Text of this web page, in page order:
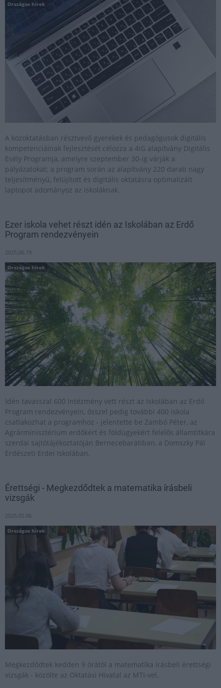
Országos hírek
A közoktatásban résztvevő gyerekek és pedagógusok digitális
kompetenciáinak fejlesztését célozza a 4iG alapítvány Digitális
Esély Programja, amelyre szeptember 30-ig várják a
pályázatokat; a program során az alapítvány 220 darab nagy
teljesítményű, felújított és digitális oktatásra optimalizált
laptopot adományoz az iskoláknak.
Ezer iskola vehet részt idén az Iskolában az Erdő
Program rendezvényein
2025.06.19
Országos hírek
Idén tavasszal 600 intézmény vett részt az Iskolában az Erdő
Program rendezvényein, ősszel pedig további 400 iskola
csatlakozhat a programhoz - jelentette be Zambó Péter, az
Agrárminisztérium erdőkért és földügyekért felelős államtitkára
szerdai sajtótájékoztatóján Bernecebarátiban, a Domszky Pál
Erdészeti Erdei Iskolában.
Érettségi - Megkezdődtek a matematika írásbeli
vizsgák
2025.05.06
Országos hírek
Megkezdődtek kedden 9 órától a matematika írásbeli érettségi
vizsgák - közölte az Oktatási Hivatal az MTI-vel.